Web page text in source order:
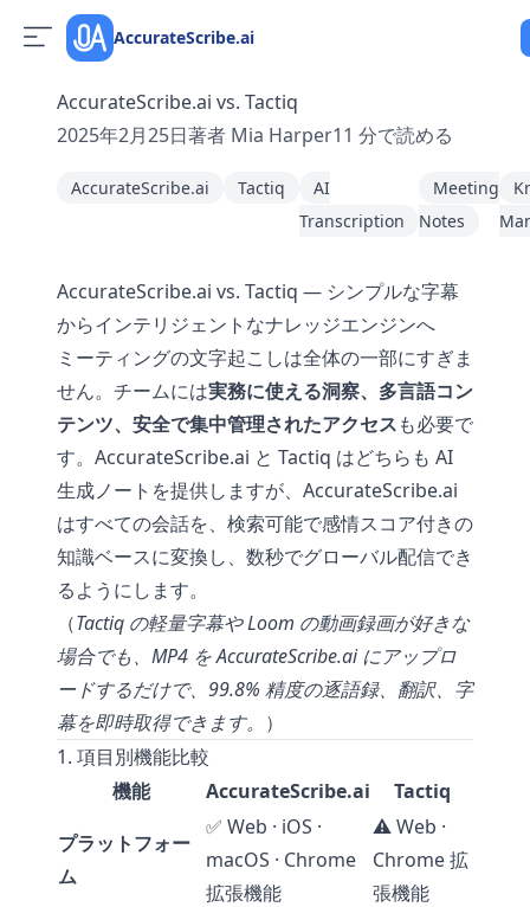
AccurateScribe.ai
AccurateScribe.ai vs. Tactiq
2025年2月25日著者 Mia Harper11 分で読める
AccurateScribe.ai Tactiq
AI
Transcription
Meeting
Notes
AccurateScribe.ai vs. Tactiq — シンプルな字幕
からインテリジェントなナレッジエンジンへ
ミーティングの文字起こしは全体の一部にすぎま
せん。チームには実務に使える洞察、多言語コン
テンツ、安全で集中管理されたアクセスも必要で
す。AccurateScribe.ai と Tactiq はどちらも AI
生成ノートを提供しますが、AccurateScribe.ai
はすべての会話を、検索可能で感情スコア付きの
知識ベースに変換し、数秒でグローバル配信でき
るようにします。
（Tactiq の軽量字幕や Loom の動画録画が好きな
場合でも、MP4 を AccurateScribe.ai にアップロ
ードするだけで、99.8% 精度の逐語録、翻訳、字
幕を即時取得できます。 ）
1. 項目別機能比較
機能
AccurateScribe.ai
Tactiq
プラットフォー
ム
✅ Web · iOS ·
macOS · Chrome
拡張機能
⚠️ Web ·
Chrome 拡
張機能